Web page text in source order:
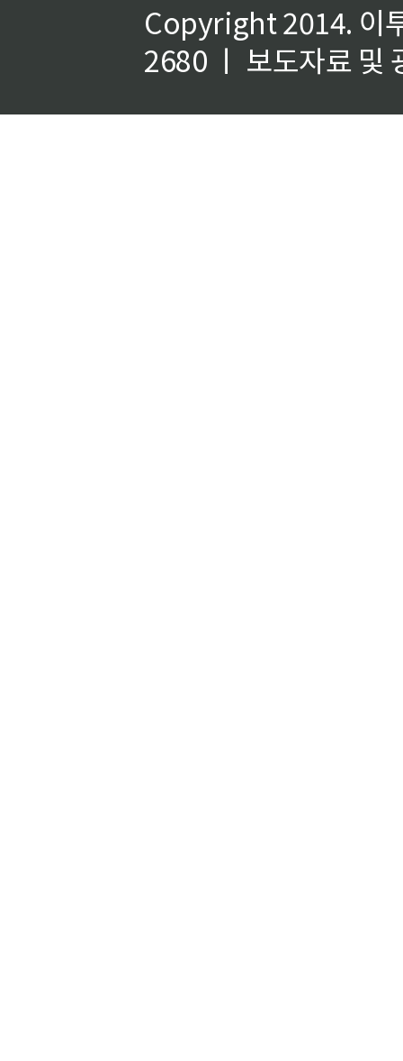
Copyright 2014. 이
2680 ㅣ 보도자료